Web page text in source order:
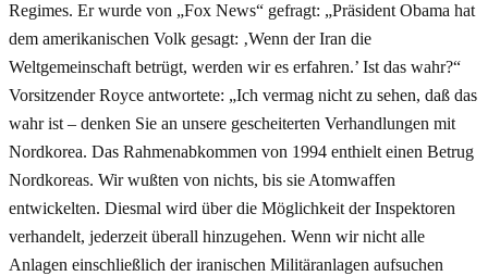
Regimes. Er wurde von „Fox News“ gefragt: „Präsident Obama hat
dem amerikanischen Volk gesagt: ‚Wenn der Iran die
Weltgemeinschaft betrügt, werden wir es erfahren.’ Ist das wahr?“
Vorsitzender Royce antwortete: „Ich vermag nicht zu sehen, daß das
wahr ist – denken Sie an unsere gescheiterten Verhandlungen mit
Nordkorea. Das Rahmenabkommen von 1994 enthielt einen Betrug
Nordkoreas. Wir wußten von nichts, bis sie Atomwaffen
entwickelten. Diesmal wird über die Möglichkeit der Inspektoren
verhandelt, jederzeit überall hinzugehen. Wenn wir nicht alle
Anlagen einschließlich der iranischen Militäranlagen aufsuchen